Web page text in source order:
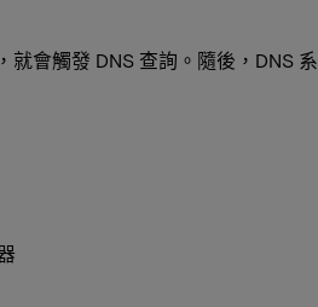
會觸發 DNS 查詢。隨後，DNS